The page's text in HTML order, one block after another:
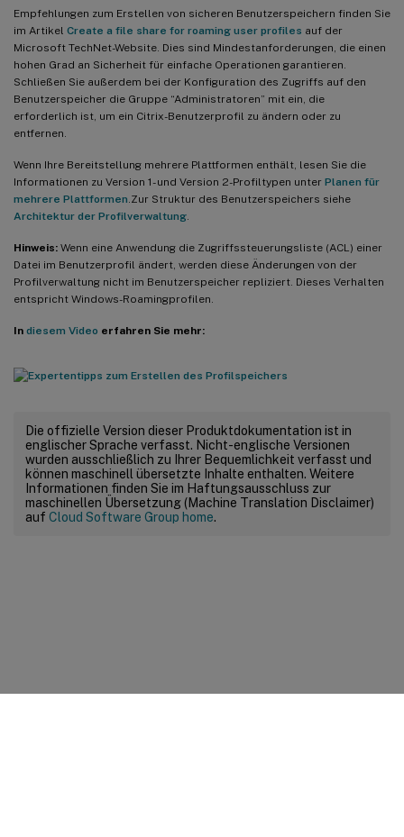
Empfehlungen zum Erstellen von sicheren Benutzerspeichern finden Sie
im Artikel Create a file share for roaming user profiles auf der
Microsoft TechNet-Website. Dies sind Mindestanforderungen, die einen
hohen Grad an Sicherheit für einfache Operationen garantieren.
Schließen Sie außerdem bei der Konfiguration des Zugriffs auf den
Benutzerspeicher die Gruppe “Administratoren” mit ein, die
erforderlich ist, um ein Citrix-Benutzerprofil zu ändern oder zu
entfernen.
Wenn Ihre Bereitstellung mehrere Plattformen enthält, lesen Sie die
Informationen zu Version 1- und Version 2-Profiltypen unter Planen für
mehrere Plattformen .Zur Struktur des Benutzerspeichers siehe
Architektur der Profilverwaltung
Hinweis: Wenn eine Anwendung die Zugriffssteuerungsliste (ACL) einer
Datei im Benutzerprofil ändert, werden diese Änderungen von der
Profilverwaltung nicht im Benutzerspeicher repliziert. Dieses Verhalten
entspricht Windows-Roamingprofilen.
In diesem Video erfahren Sie mehr:
Die offizielle Version dieser Produktdokumentation ist in
englischer Sprache verfasst. Nicht-englische Versionen
wurden ausschließlich zu Ihrer Bequemlichkeit verfasst und
können maschinell übersetzte Inhalte enthalten. Weitere
Informationen finden Sie im Haftungsausschluss zur
maschinellen Übersetzung (Machine Translation Disclaimer)
auf Cloud Software Group home.